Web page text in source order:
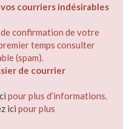
courriers indésirables
de confirmation de votre
temps consulter
(spam).
de courrier
pour plus d’informations.
ici pour plus